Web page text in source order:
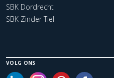
SBK Dordrecht
SBK Zinder Tiel
VOLG ONS